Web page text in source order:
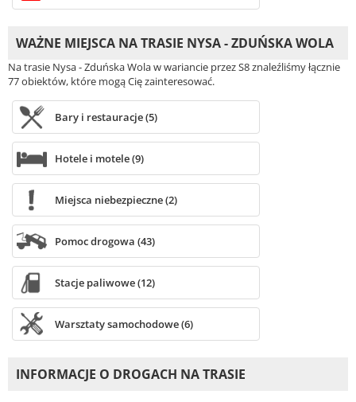
WAŻNE MIEJSCA NA TRASIE NYSA - ZDUŃSKA WOLA
Na trasie Nysa - Zduńska Wola w wariancie przez S8 znaleźliśmy łącznie
77 obiektów, które mogą Cię zainteresować.
Bary i restauracje (5)
Hotele i motele (9)
Miejsca niebezpieczne (2)
Pomoc drogowa (43)
Stacje paliwowe (12)
Warsztaty samochodowe (6)
INFORMACJE O DROGACH NA TRASIE